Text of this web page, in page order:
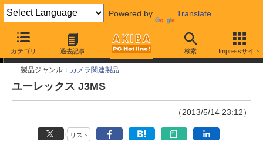
Powered by Translate
カテゴリ 過去記事 検索 Impressサイト
今週見つけた新製品
製品ジャンル： カメラ関連製品
ユーレックス J3MS
（2013/5/14 23:12）
リスト